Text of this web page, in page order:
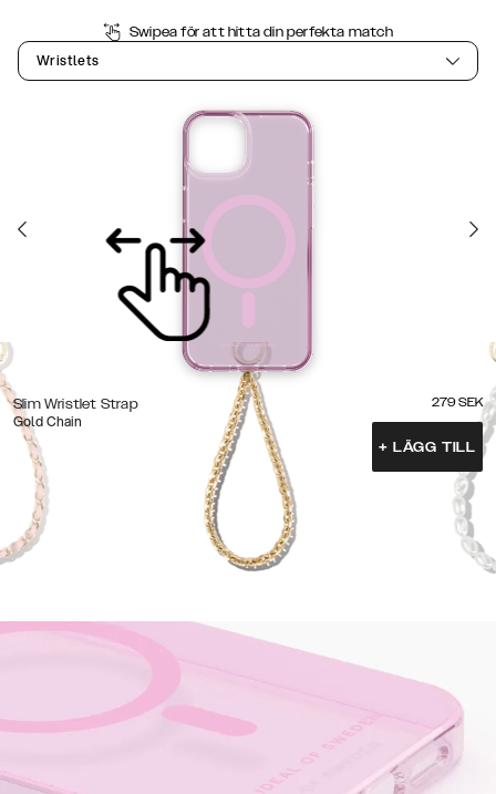
Swipea för att hitta din perfekta match
Wristlets
Slim Wristlet Strap
Gold Chain
279 SEK
+ LÄGG TILL